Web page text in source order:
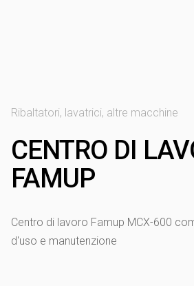
Ribaltatori, lavatrici, altre macchine
CENTRO DI
FAMUP
Centro di lavoro Famup MCX-600
d'uso e manutenzione